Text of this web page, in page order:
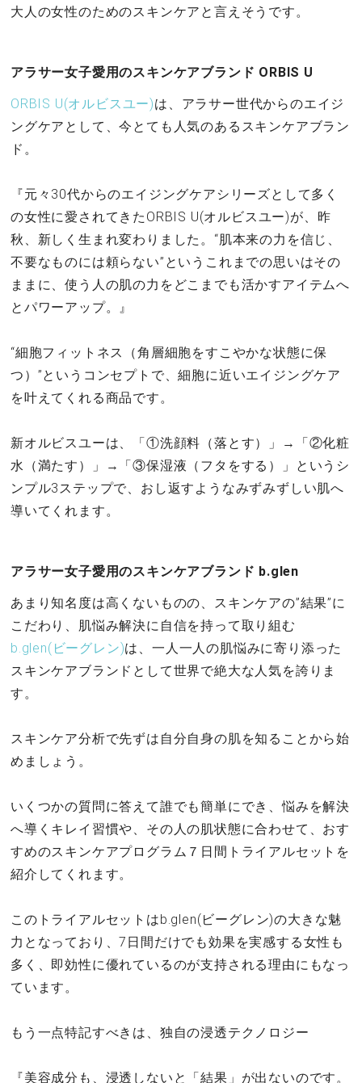
大人の女性のためのスキンケアと言えそうです。
アラサー女子愛用のスキンケアブランド ORBIS U
ORBIS U(オルビスユー)は、アラサー世代からのエイジ
ングケアとして、今とても人気のあるスキンケアブラン
ド。
『元々30代からのエイジングケアシリーズとして多く
の女性に愛されてきたORBIS U(オルビスユー)が、昨
秋、新しく生まれ変わりました。“肌本来の力を信じ、
不要なものには頼らない”というこれまでの思いはその
ままに、使う人の肌の力をどこまでも活かすアイテムへ
とパワーアップ。』
“細胞フィットネス（角層細胞をすこやかな状態に保
つ）”というコンセプトで、細胞に近いエイジングケア
を叶えてくれる商品です。
新オルビスユーは、「①洗顔料（落とす）」→「②化粧
水（満たす）」→「③保湿液（フタをする）」というシ
ンプル3ステップで、おし返すようなみずみずしい肌へ
導いてくれます。
アラサー女子愛用のスキンケアブランド b.glen
あまり知名度は高くないものの、スキンケアの”結果”に
こだわり、肌悩み解決に自信を持って取り組む
b.glen(ビーグレン)は、一人一人の肌悩みに寄り添った
スキンケアブランドとして世界で絶大な人気を誇りま
す。
スキンケア分析で先ずは自分自身の肌を知ることから始
めましょう。
いくつかの質問に答えて誰でも簡単にでき、悩みを解決
へ導くキレイ習慣や、その人の肌状態に合わせて、おす
すめのスキンケアプログラム７日間トライアルセットを
紹介してくれます。
このトライアルセットはb.glen(ビーグレン)の大きな魅
力となっており、7日間だけでも効果を実感する女性も
多く、即効性に優れているのが支持される理由にもなっ
ています。
もう一点特記すべきは、独自の浸透テクノロジー
『美容成分も、浸透しないと「結果」が出ないのです。